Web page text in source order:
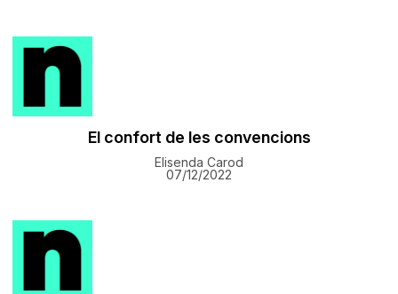
El confort de les convencions
Elisenda Carod
07/12/2022